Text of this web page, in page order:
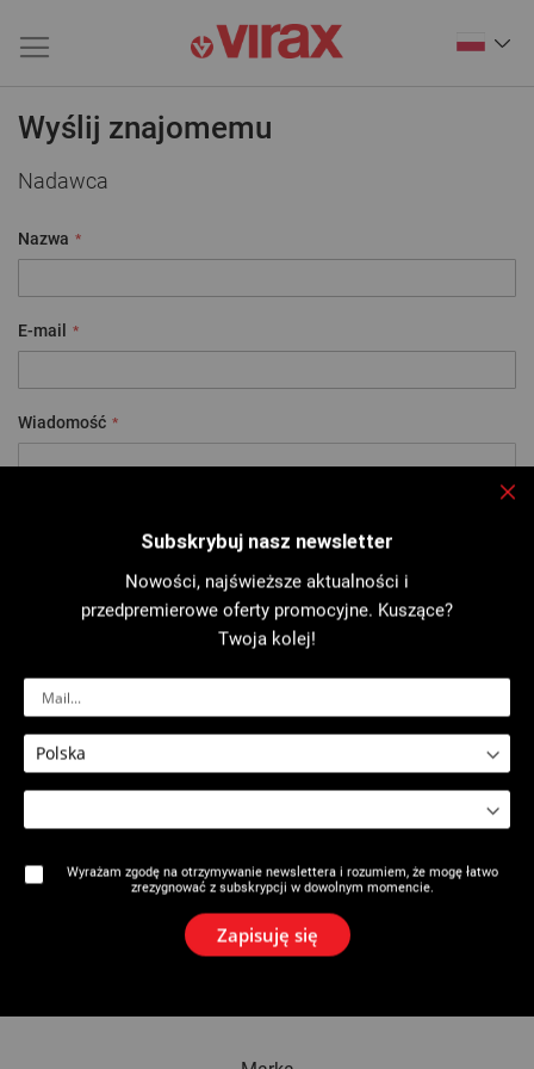
Wyślij znajomemu
Nadawca
Nazwa
E-mail
Wiadomość
E-mail
Subskrybuj nasz newsletter
Nowości, najświeższe aktualności i
przedpremierowe oferty promocyjne. Kuszące?
Twoja kolej!
Wyrażam zgodę na otrzymywanie newslettera i rozumiem, że mogę łatwo
zrezygnować z subskrypcji w dowolnym momencie.
Zapisuję się